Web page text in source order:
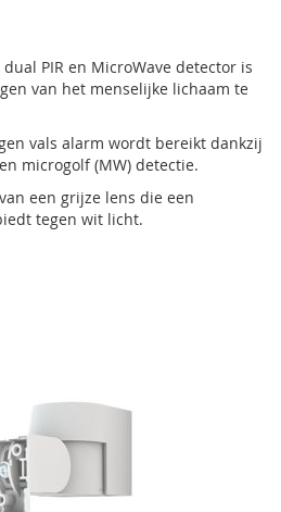
dual PIR en MicroWave detector is
van het menselijke lichaam te
vals alarm wordt bereikt dankzij
microgolf (MW) detectie.
een grijze lens die een
tegen wit licht.